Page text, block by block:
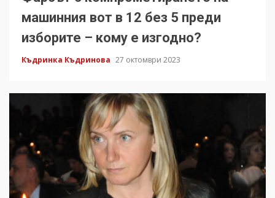
машинния вот в 12 без 5 преди
изборите – кому е изгодно?
Къдринка Къдринова 27 октомври 2023